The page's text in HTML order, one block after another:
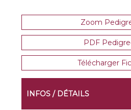
Zoom
PDF
Télécharger
INFOS / DÉTAILS